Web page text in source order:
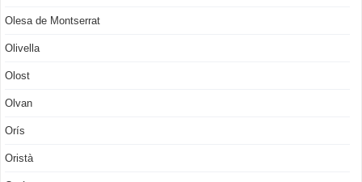
Olesa de Montserrat
Olivella
Olost
Olvan
Orís
Oristà